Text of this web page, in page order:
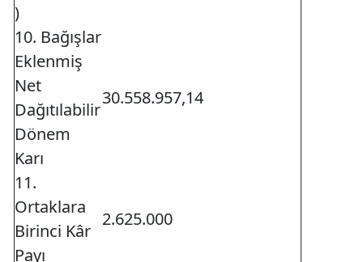
)
10. Bağışlar
Eklenmiş
Net
Dağıtılabilir
Dönem
Karı
30.558.957,14
11.
Ortaklara
Birinci Kâr
Payı
2.625.000